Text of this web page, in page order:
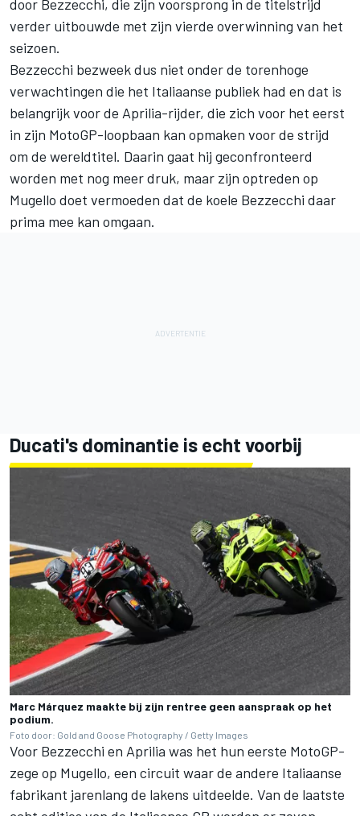
door Bezzecchi, die zijn voorsprong in de titelstrijd
verder uitbouwde met zijn vierde overwinning van het
seizoen.
Bezzecchi bezweek dus niet onder de torenhoge
verwachtingen die het Italiaanse publiek had en dat is
belangrijk voor de Aprilia-rijder, die zich voor het eerst
in zijn MotoGP-loopbaan kan opmaken voor de strijd
om de wereldtitel. Daarin gaat hij geconfronteerd
worden met nog meer druk, maar zijn optreden op
Mugello doet vermoeden dat de koele Bezzecchi daar
prima mee kan omgaan.
Ducati's dominantie is echt voorbij
Marc Márquez maakte bij zijn rentree geen aanspraak op het
podium.
Foto door: Gold and Goose Photography / Getty Images
Voor Bezzecchi en Aprilia was het hun eerste MotoGP-
zege op Mugello, een circuit waar de andere Italiaanse
fabrikant jarenlang de lakens uitdeelde. Van de laatste